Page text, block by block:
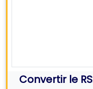
Convertir le